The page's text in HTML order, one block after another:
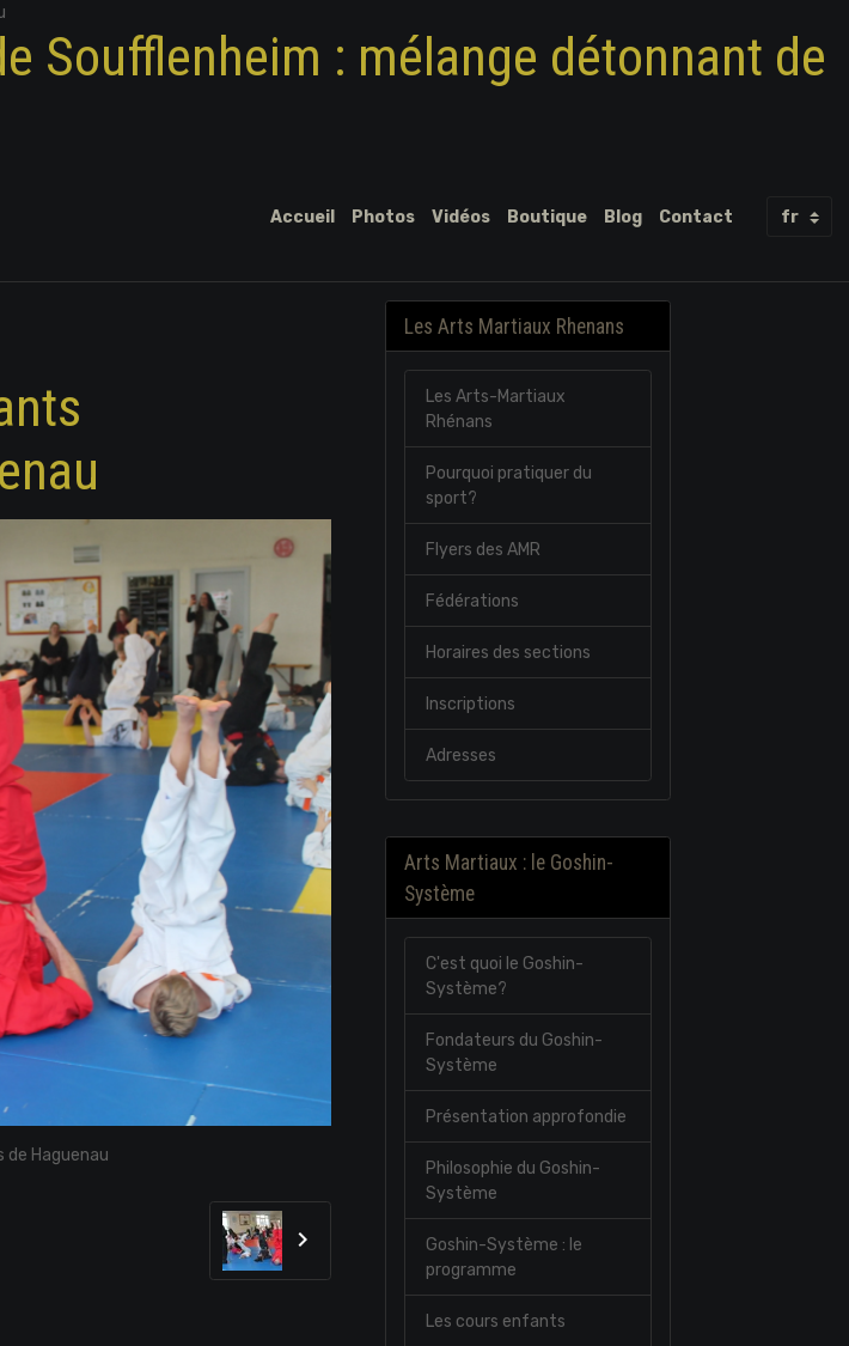
Soufflenheim : mélange détonnant de
Accueil Photos Vidéos Boutique Blog Contact
Haguenau
Les Arts Martiaux Rhenans
Les Arts-Martiaux
Rhénans
Pourquoi pratiquer du
sport?
Flyers des AMR
Fédérations
Horaires des sections
Inscriptions
Adresses
Arts Martiaux : le Goshin-
Système
C'est quoi le Goshin-
Système?
Fondateurs du Goshin-
Système
Présentation approfondie
Philosophie du Goshin-
Système
Goshin-Système : le
programme
Les cours enfants